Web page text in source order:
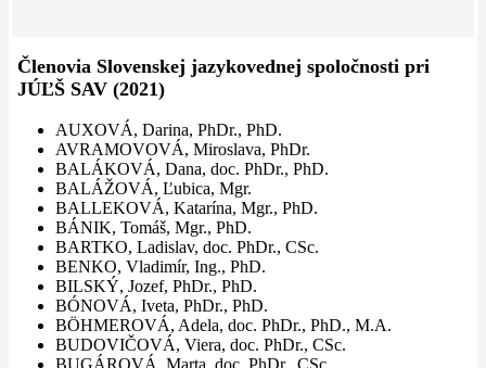
Členovia Slovenskej jazykovednej spoločnosti pri
JÚĽŠ SAV (2021)
AUXOVÁ, Darina, PhDr., PhD.
AVRAMOVOVÁ, Miroslava, PhDr.
BALÁKOVÁ, Dana, doc. PhDr., PhD.
BALÁŽOVÁ, Ľubica, Mgr.
BALLEKOVÁ, Katarína, Mgr., PhD.
BÁNIK, Tomáš, Mgr., PhD.
BARTKO, Ladislav, doc. PhDr., CSc.
BENKO, Vladimír, Ing., PhD.
BILSKÝ, Jozef, PhDr., PhD.
BÓNOVÁ, Iveta, PhDr., PhD.
BÖHMEROVÁ, Adela, doc. PhDr., PhD., M.A.
BUDOVIČOVÁ, Viera, doc. PhDr., CSc.
BUGÁROVÁ, Marta, doc. PhDr., CSc.